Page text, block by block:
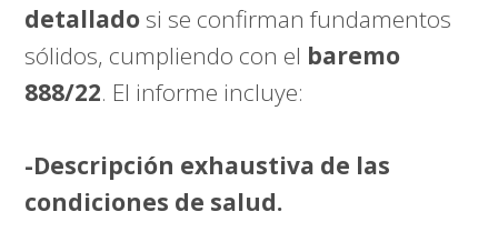
detallado si se confirman fundamentos
sólidos, cumpliendo con el baremo
888/22. El informe incluye:
-Descripción exhaustiva de las
condiciones de salud.